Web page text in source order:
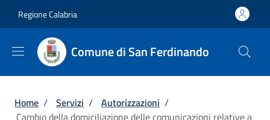
Regione Calabria
Comune di San Ferdinando
Briciole di pane
Home / Servizi / Autorizzazioni /
Cambio della domiciliazione delle comunicazioni relative a